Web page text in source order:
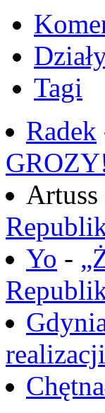
Tagi
Radek
Artuss
Yo -